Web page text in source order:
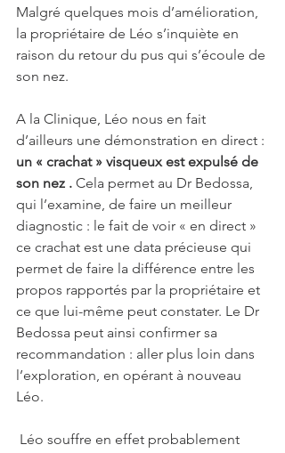
Malgré quelques mois d’amélioration,
la propriétaire de Léo s’inquiète en
raison du retour du pus qui s’écoule de
son nez.
A la Clinique, Léo nous en fait
d’ailleurs une démonstration en direct :
un « crachat » visqueux est expulsé de
son nez . Cela permet au Dr Bedossa,
qui l’examine, de faire un meilleur
diagnostic : le fait de voir « en direct »
ce crachat est une data précieuse qui
permet de faire la différence entre les
propos rapportés par la propriétaire et
ce que lui-même peut constater. Le Dr
Bedossa peut ainsi confirmer sa
recommandation : aller plus loin dans
l’exploration, en opérant à nouveau
Léo.